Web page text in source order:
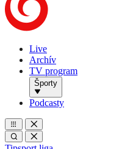
Live
Archív
TV program
Športy
Podcasty